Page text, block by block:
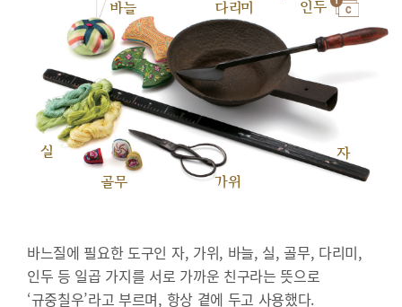
바늘
다리미 인두
실
골무
가위
자
바느질에 필요한 도구인 자, 가위, 바늘, 실, 골무, 다리미,
인두 등 일곱 가지를 서로 가까운 친구라는 뜻으로
‘규중칠우’라고 부르며, 항상 곁에 두고 사용했다.